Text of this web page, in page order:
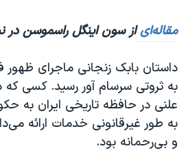
دادگاه حمید نوری
چهل سال گروگان‌گیری
قانون شفافیت دارائی کادر رهبری ایران
اعتراضات مردمی آبان ۹۸
مقاله‌ایاز سون اینگل راسموسن در
داستان بابک زنجانی ماجرای
به ثروتی سرسام آور رسید. کسی که
علنی در حافظه تاریخی ایران به
به طور غیرقانونی خدمات ارائه
و بی‌رحمانه بود.